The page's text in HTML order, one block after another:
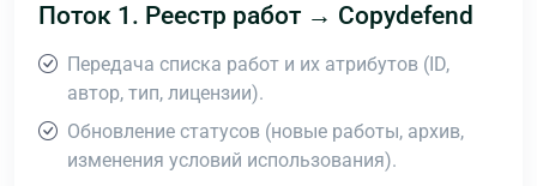
Поток 1. Реестр работ → Copydefend
Передача списка работ и их атрибутов (ID,
автор, тип, лицензии).
Обновление статусов (новые работы, архив,
изменения условий использования).